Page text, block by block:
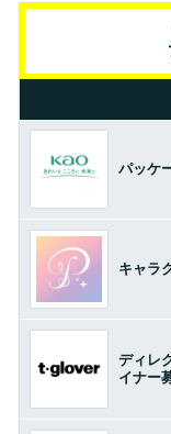
パッケ
キャラ
ディレ
イナー